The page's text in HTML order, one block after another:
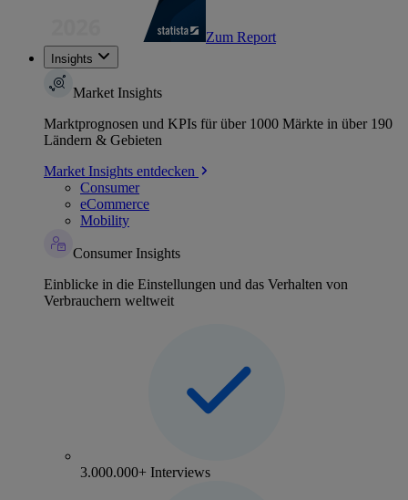
Zum Report
Insights
Market Insights
Marktprognosen und KPIs für über 1000 Märkte in über 190
Ländern & Gebieten
Market Insights entdecken
Consumer
eCommerce
Mobility
Consumer Insights
Einblicke in die Einstellungen und das Verhalten von
Verbrauchern weltweit
3.000.000+ Interviews